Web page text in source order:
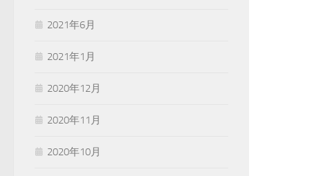
2021年6月
2021年1月
2020年12月
2020年11月
2020年10月